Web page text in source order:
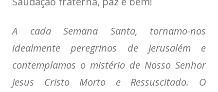
A cada Semana Santa, tornamo-nos
idealmente peregrinos de Jerusalém e
contemplamos o mistério de Nosso Senhor
Jesus Cristo Morto e Ressuscitado. O